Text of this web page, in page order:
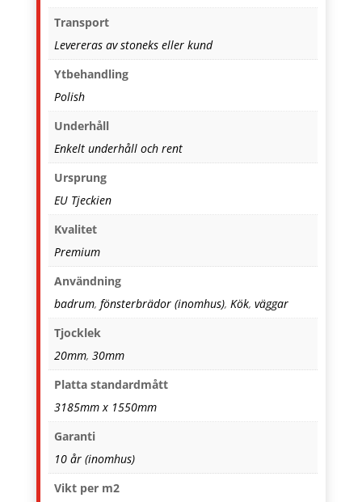
Transport
Levereras av stoneks eller kund
Ytbehandling
Polish
Underhåll
Enkelt underhåll och rent
Ursprung
EU Tjeckien
Kvalitet
Premium
Användning
badrum, fönsterbrädor (inomhus), Kök, väggar
Tjocklek
20mm, 30mm
Platta standardmått
3185mm x 1550mm
Garanti
10 år (inomhus)
Vikt per m2